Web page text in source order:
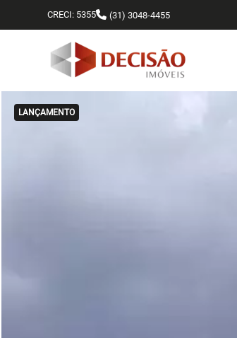
CRECI: 5355 (31) 3048-4455
LANÇAMENTO